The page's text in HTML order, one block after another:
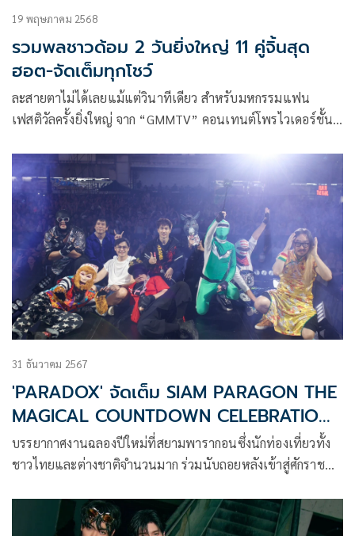
19 พฤษภาคม 2568
รวมพลชาวด้อม 2 วันยิ่งใหญ่ 11 คู่จิ้นสุด
ฮอต-จัดเต็มทุกโชว์
ละสายตาไม่ได้เลยแม้แต่วินาทีเดียว สำหรับมหกรรมแฟน
เฟสติวัลครั้งยิ่งใหญ่ จาก “GMMTV” คอนเทนต์โพรไวเดอร์ชั้น
“LOVE OUT LOUD FAN FEST 2025 : LOVEMOSPHERE”
31 ธันวาคม 2567
'PARADOX' จัดเต็ม SIAM PARAGON THE
MAGICAL COUNTDOWN CELEBRATION
2025
บรรยากาศงานฉลองปีใหม่ที่สยามพารากอนซึ่งนักท่องเที่ยวทั้ง
ชาวไทยและต่างชาติจำนวนมาก ร่วมนับถอยหลังเข้าสู่ศักราช
COUNTDOWN CELEBRATION 2025” ณ พาร์ค พารากอน
สยามพารากอน เมื่อค่ำวันที่ 31 ธ.ค. 2567